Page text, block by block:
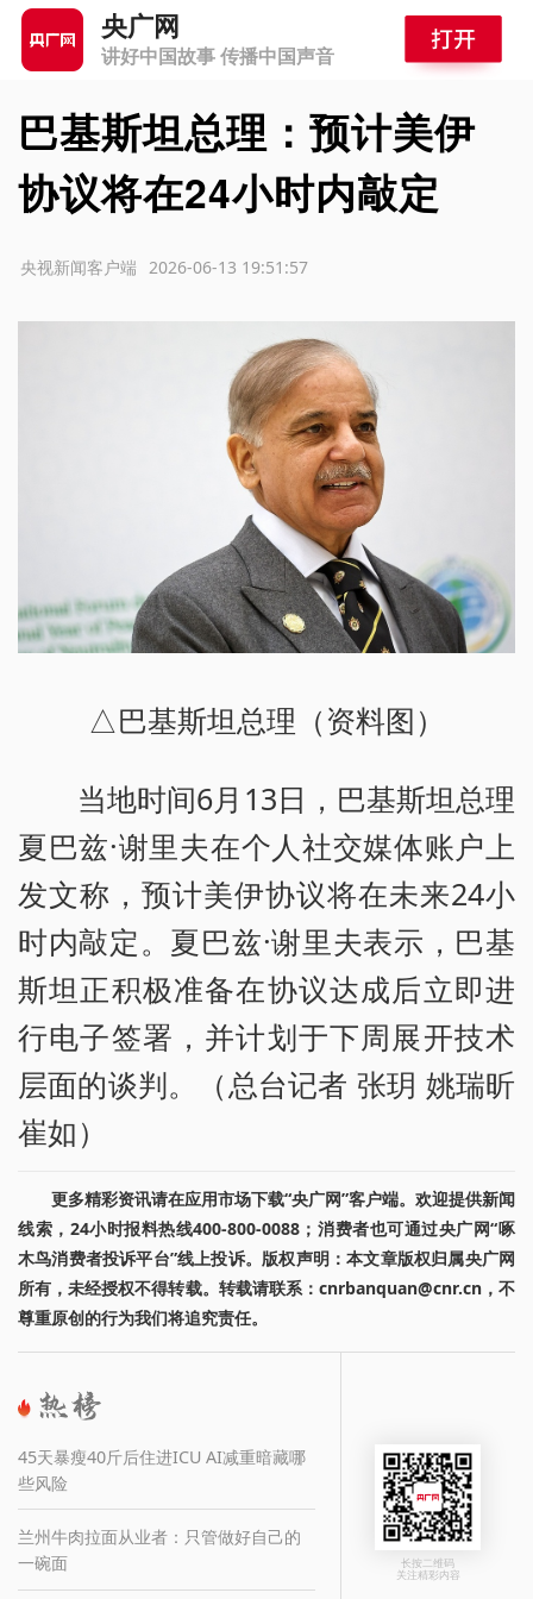
央广网
讲好中国故事 传播中国声音
巴基斯坦总理：预计美伊
协议将在24小时内敲定
2026-06-13 19:51:57
央视新闻客户端
△巴基斯坦总理（资料图）
当地时间6月13日，巴基斯坦总理
夏巴兹·谢里夫在个人社交媒体账户上
发文称，预计美伊协议将在未来24小
时内敲定。夏巴兹·谢里夫表示，巴基
斯坦正积极准备在协议达成后立即进
行电子签署，并计划于下周展开技术
层面的谈判。（总台记者 张玥 姚瑞昕
崔如）
更多精彩资讯请在应用市场下载“央广网”客户端。欢迎提供新闻
线索，24小时报料热线400-800-0088；消费者也可通过央广网“啄
木鸟消费者投诉平台”线上投诉。版权声明：本文章版权归属央广网
所有，未经授权不得转载。转载请联系：cnrbanquan@cnr.cn，不
尊重原创的行为我们将追究责任。
45天暴瘦40斤后住进ICU AI减重暗藏哪
些风险
兰州牛肉拉面从业者：只管做好自己的
一碗面
长按二维码
关注精彩内容